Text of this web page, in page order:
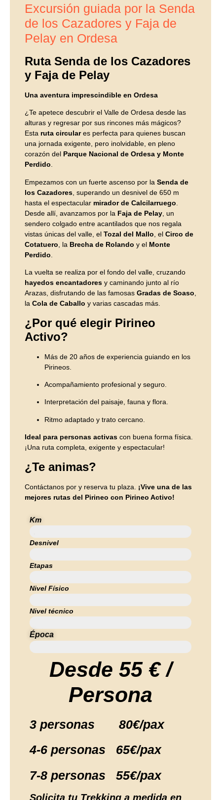
Excursión guiada por la Senda
de los Cazadores y Faja de
Pelay en Ordesa
Ruta Senda de los Cazadores
y Faja de Pelay
Una aventura imprescindible en Ordesa
¿Te apetece descubrir el Valle de Ordesa desde las
alturas y regresar por sus rincones más mágicos?
Esta ruta circulares perfecta para quienes buscan
una jornada exigente, pero inolvidable, en pleno
corazón del Parque Nacional de Ordesa y Monte
Perdido.
Empezamos con un fuerte ascenso por la Senda de
los Cazadores , superando un desnivel de 650 m
hasta el espectacular mirador de Calcilarruego
Desde allí, avanzamos por la Faja de Pelay , un
sendero colgado entre acantilados que nos regala
vistas únicas del valle, el Tozal del Mallo , el Circo de
Cotatuero , la Brecha de Rolando y el Monte
Perdido
La vuelta se realiza por el fondo del valle, cruzando
hayedos encantadores y caminando junto al río
Arazas, disfrutando de las famosas Gradas de Soaso
la Cola de Caballo y varias cascadas más.
¿Por qué elegir Pirineo
Activo?
Más de 20 años de experiencia guiando en los
Pirineos.
Acompañamiento profesional y seguro.
Interpretación del paisaje, fauna y flora.
Ritmo adaptado y trato cercano.
Ideal para personas activas con buena forma física.
¡Una ruta completa, exigente y espectacular!
¿Te animas?
Contáctanos por y reserva tu plaza. ¡Vive una de las
mejores rutas del Pirineo con Pirineo Activo!
Km
Desnivel
Etapas
Nivel Físico
Nivel técnico
Época
Desde 55 € /
Persona
3 personas 80€/pax
4-6 personas 65€/pax
7-8 personas 55€/pax
Solicita tu Trekking a medida en